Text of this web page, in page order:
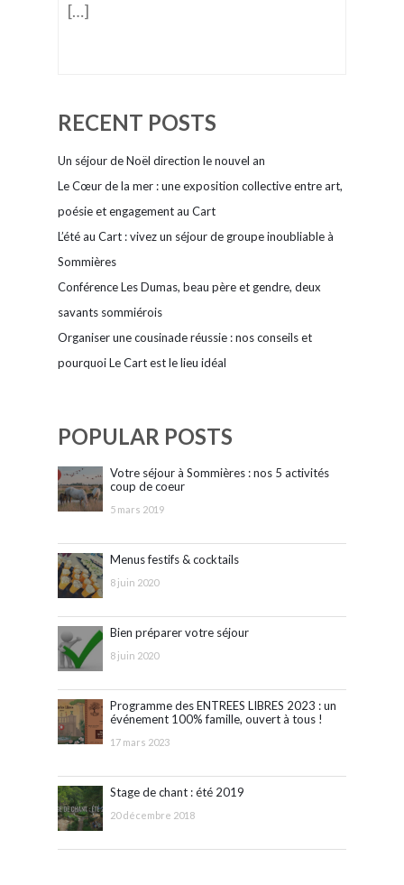
[…]
RECENT POSTS
Un séjour de Noël direction le nouvel an
Le Cœur de la mer : une exposition collective entre art,
poésie et engagement au Cart
L’été au Cart : vivez un séjour de groupe inoubliable à
Sommières
Conférence Les Dumas, beau père et gendre, deux
savants sommiérois
Organiser une cousinade réussie : nos conseils et
pourquoi Le Cart est le lieu idéal
POPULAR POSTS
Votre séjour à Sommières : nos 5 activités
coup de coeur
5 mars 2019
Menus festifs & cocktails
8 juin 2020
Bien préparer votre séjour
8 juin 2020
Programme des ENTREES LIBRES 2023 : un
événement 100% famille, ouvert à tous !
17 mars 2023
Stage de chant : été 2019
20 décembre 2018